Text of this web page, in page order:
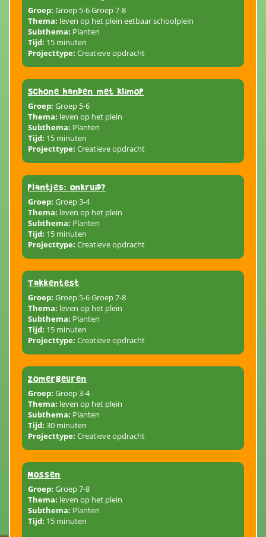
Groep: Groep 5-6 Groep 7-8
Thema: leven op het plein eetbaar schoolplein
Subthema: Planten
Tijd: 15 minuten
Projecttype: Creatieve opdracht
Schone handen met klimop
Groep: Groep 5-6
Thema: leven op het plein
Subthema: Planten
Tijd: 15 minuten
Projecttype: Creatieve opdracht
Plantjes: onkruid?
Groep: Groep 3-4
Thema: leven op het plein
Subthema: Planten
Tijd: 15 minuten
Projecttype: Creatieve opdracht
Takkentest
Groep: Groep 5-6 Groep 7-8
Thema: leven op het plein
Subthema: Planten
Tijd: 15 minuten
Projecttype: Creatieve opdracht
Zomergeuren
Groep: Groep 3-4
Thema: leven op het plein
Subthema: Planten
Tijd: 30 minuten
Projecttype: Creatieve opdracht
Mossen
Groep: Groep 7-8
Thema: leven op het plein
Subthema: Planten
Tijd: 15 minuten